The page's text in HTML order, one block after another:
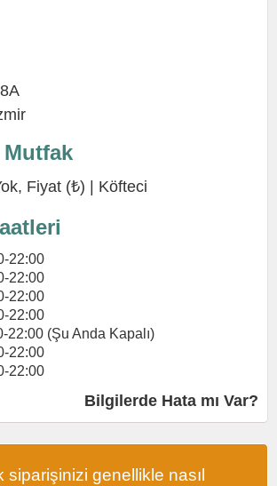
Fiyat (₺) | Köfteci
22:00
22:00
22:00
22:00
22:00 (Şu Anda Kapalı)
22:00
22:00
Bilgilerde Hata mı Var?
siparişinizi genellikle nasıl